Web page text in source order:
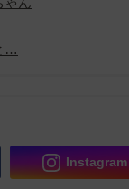
…
Instagram